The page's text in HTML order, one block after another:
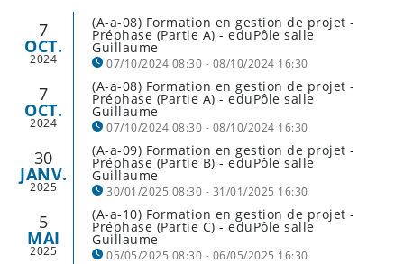
7
OCT.
2024
(A-a-08) Formation en gestion de projet -
Préphase (Partie A) - eduPôle salle
Guillaume
07/10/2024 08:30 - 08/10/2024 16:30
7
OCT.
2024
(A-a-08) Formation en gestion de projet -
Préphase (Partie A) - eduPôle salle
Guillaume
07/10/2024 08:30 - 08/10/2024 16:30
établissements concernés : ALR, LGL, LML, LRSL
et NOSL
30
JANV.
2025
(A-a-09) Formation en gestion de projet -
Préphase (Partie B) - eduPôle salle
Guillaume
30/01/2025 08:30 - 31/01/2025 16:30
établissements concernés : ALR, LGL, LML, LRSL
et NOSL
5
MAI
2025
(A-a-10) Formation en gestion de projet -
Préphase (Partie C) - eduPôle salle
Guillaume
05/05/2025 08:30 - 06/05/2025 16:30